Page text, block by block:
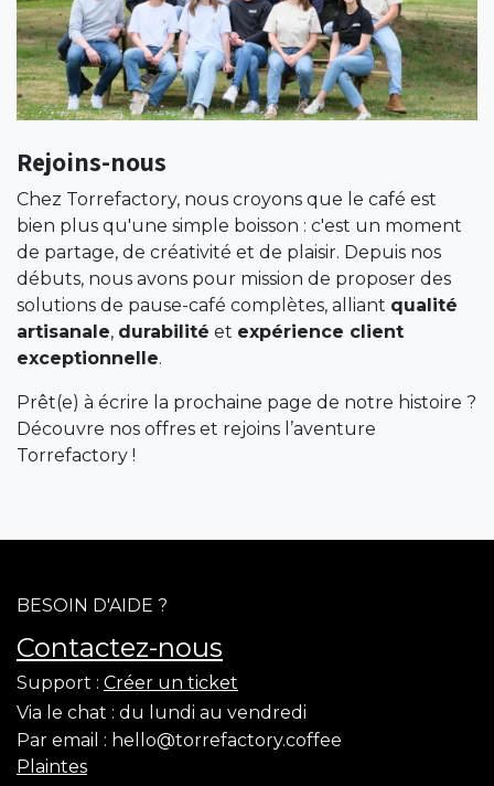
Rejoins-nous
Chez Torrefactory, nous croyons que le café est
bien plus qu'une simple boisson : c'est un moment
de partage, de créativité et de plaisir. Depuis nos
débuts, nous avons pour mission de proposer des
solutions de pause-café complètes, alliant qualité
artisanale, durabilité et expérience client
exceptionnelle.
Prêt(e) à écrire la prochaine page de notre histoire ?
Découvre nos offres et rejoins l’aventure
Torrefactory !
BESOIN D'AIDE ?
Contactez-nous
Support : Créer un ticket
Via le chat : du lundi au vendredi
Par email : hello@torrefactory.coffee
Plaintes